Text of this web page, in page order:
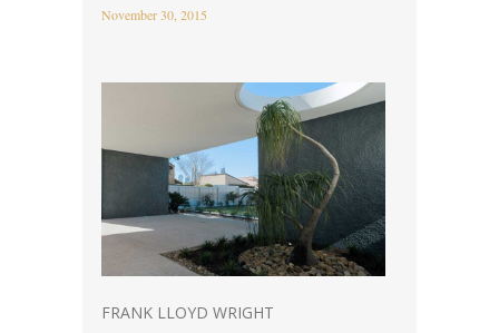
November 30, 2015
FRANK LLOYD WRIGHT